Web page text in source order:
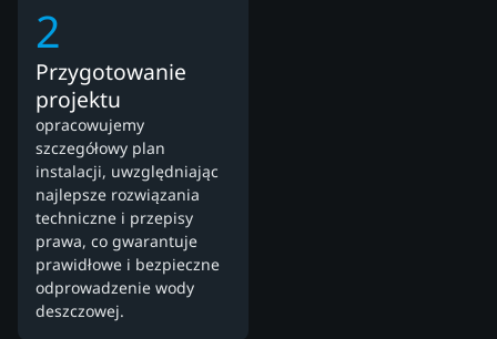
2
Przygotowanie
projektu
opracowujemy
szczegółowy plan
instalacji, uwzględniając
najlepsze rozwiązania
techniczne i przepisy
prawa, co gwarantuje
prawidłowe i bezpieczne
odprowadzenie wody
deszczowej.